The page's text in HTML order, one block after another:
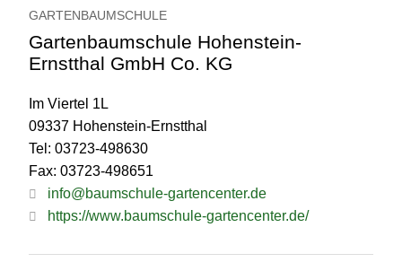
GARTENBAUMSCHULE
Gartenbaumschule Hohenstein-
Ernstthal GmbH Co. KG
Im Viertel 1L
09337 Hohenstein-Ernstthal
Tel: 03723-498630
Fax: 03723-498651
info@baumschule-gartencenter.de
https://www.baumschule-gartencenter.de/